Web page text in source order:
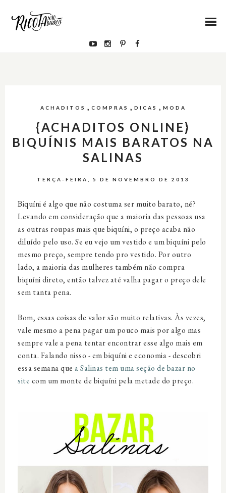
ACHADITOS , COMPRAS , DICAS , MODA
{ACHADITOS ONLINE}
BIQUÍNIS MAIS BARATOS NA
SALINAS
TERÇA-FEIRA, 5 DE NOVEMBRO DE 2013
Biquíni é algo que não costuma ser muito barato, né?
Levando em consideração que a maioria das pessoas usa
as outras roupas mais que biquíni, o preço acaba não
diluído pelo uso. Se eu vejo um vestido e um biquíni pelo
mesmo preço, sempre tendo pro vestido. Por outro
lado, a maioria das mulheres também não compra
biquíni direto, então talvez até valha pagar o preço dele
sem tanta pena.
Bom, essas coisas de valor são muito relativas. Às vezes,
vale mesmo a pena pagar um pouco mais por algo mas
sempre vale a pena tentar encontrar esse algo mais em
conta. Falando nisso - em biquíni e economia - descobri
essa semana que a Salinas tem uma seção de bazar no
site com um monte de biquíni pela metade do preço.